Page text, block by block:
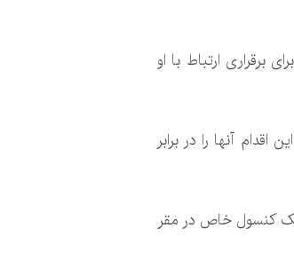
برقراری ارتباط با او
آنها را در برابر
یک کنسول خاص در مقر